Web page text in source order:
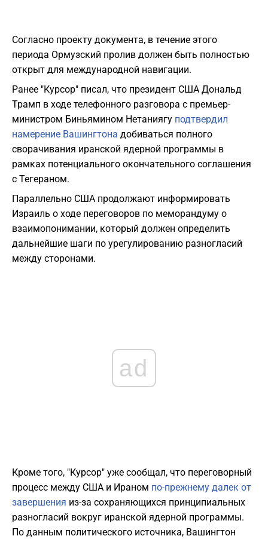
Согласно проекту документа, в течение этого
периода Ормузский пролив должен быть полностью
открыт для международной навигации.
Ранее "Курсор" писал, что президент США Дональд
Трамп в ходе телефонного разговора с премьер-
министром Биньямином Нетаниягу подтвердил
намерение Вашингтона добиваться полного
сворачивания иранской ядерной программы в
рамках потенциального окончательного соглашения
с Тегераном.
Параллельно США продолжают информировать
Израиль о ходе переговоров по меморандуму о
взаимопонимании, который должен определить
дальнейшие шаги по урегулированию разногласий
между сторонами.
ad
Кроме того, "Курсор" уже сообщал, что переговорный
процесс между США и Ираном по-прежнему далек от
завершения из-за сохраняющихся принципиальных
разногласий вокруг иранской ядерной программы.
По данным политического источника, Вашингтон